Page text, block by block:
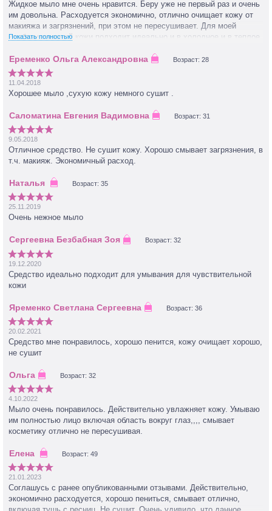
Жидкое мыло мне очень нравится. Беру уже не первый раз и очень
им довольна. Расходуется экономично, отлично очищает кожу от
макияжа и загрязнений, при этом не пересушивает. Для моей
комбинированной кожи подходит идеально и в холодное и в теплое
Показать полностью
Возраст: 28
11.04.2018
Хорошее мыло ,сухую кожу немного сушит .
Возраст: 31
9.05.2018
Отличное средство. Не сушит кожу. Хорошо смывает загрязнения, в
т.ч. макияж. Экономичный расход.
Возраст: 35
25.11.2019
Очень нежное мыло
Возраст: 32
19.12.2020
Средство идеально подходит для умывания для чувствительной
кожи
Возраст: 36
20.02.2021
Средство мне понравилось, хорошо пенится, кожу очищает хорошо,
не сушит
Возраст: 32
4.10.2022
Мыло очень понравилось. Действительно увлажняет кожу. Умываю
им полностью лицо включая область вокруг глаз,,,, смывает
косметику отлично не пересушивая.
Возраст: 49
21.01.2023
Соглашусь с ранее опубликованными отзывами. Действительно,
экономично расходуется, хорошо пениться, смывает отлично,